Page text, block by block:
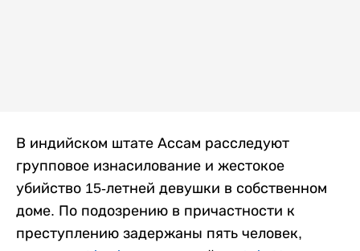
В индийском штате Ассам расследуют
групповое изнасилование и жестокое
убийство 15-летней девушки в собственном
доме. По подозрению в причастности к
преступлению задержаны пять человек,